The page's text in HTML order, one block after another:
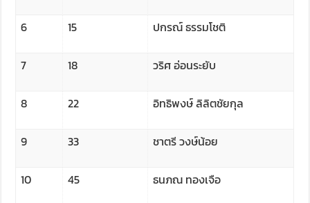
6 15 ปกรณ์ ธรรมโชติ
7 18 วริศ อ่อนระยับ
8 22 อิทธิพงษ์ ลิลิตชัยกุล
9 33 ชาตรี วงษ์น้อย
10 45 ธนภณ ทองเจือ